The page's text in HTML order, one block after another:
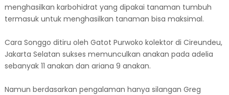
menghasilkan karbohidrat yang dipakai tanaman tumbuh
termasuk untuk menghasilkan tanaman bisa maksimal.
Cara Songgo ditiru oleh Gatot Purwoko kolektor di Cireundeu,
Jakarta Selatan sukses memunculkan anakan pada adelia
sebanyak 11 anakan dan ariana 9 anakan.
Namun berdasarkan pengalaman hanya silangan Greg